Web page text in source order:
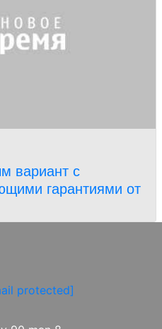
вариант с
гарантиями от
protected]